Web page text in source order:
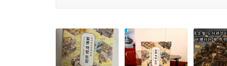
호텔의 다양한 면면을 향유하고 나만의 취향을
로비에 놓인 산뜻한 꽃, 레스토랑에서 맛본 음식,
없이 펼쳐지는 『도쿄 호텔 도감』과 함께 내 손